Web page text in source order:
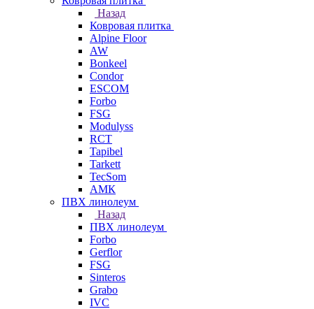
Назад
Ковровая плитка
Alpine Floor
AW
Bonkeel
Condor
ESCOM
Forbo
FSG
Modulyss
RCT
Tapibel
Tarkett
TecSom
АМК
ПВХ линолеум
Назад
ПВХ линолеум
Forbo
Gerflor
FSG
Sinteros
Grabo
IVC